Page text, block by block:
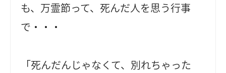
も、万霊節って、死んだ人を思う行事
で・・・
「死んだんじゃなくて、別れちゃった